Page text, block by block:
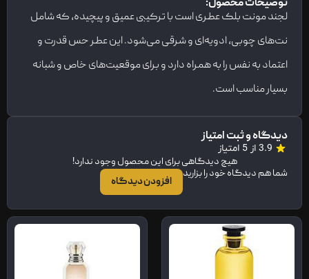
توضیحات محصول:
لجند مونت بلک عطری است با ترکیبی عمیق و پیچیده، که شامل
نت‌های چوبی، ادویه‌ای و شرقی می‌شود. این عطر حس قدرت و
اعتماد به نفس را به همراه دارد و برای موقعیت‌های خاص و شبانه
بسیار مناسب است.
دیدگاه و ثبت امتیاز
3.9 از 5 امتیاز
هیچ دیدگاهی برای این محصول وجود ندارد!
شما هم دیدگاه خود را بزارید
افزودن دیدگاه